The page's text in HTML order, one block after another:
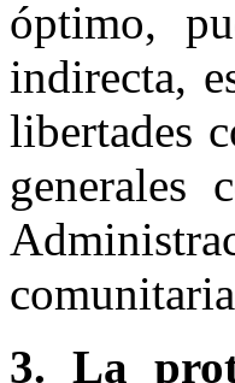
óptimo,
indirecta,
libertades
generales
3. La